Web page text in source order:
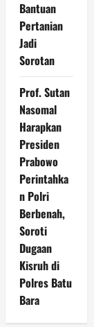
Bantuan
Pertanian
Jadi
Sorotan
Prof. Sutan
Nasomal
Harapkan
Presiden
Prabowo
Perintahka
n Polri
Berbenah,
Soroti
Dugaan
Kisruh di
Polres Batu
Bara